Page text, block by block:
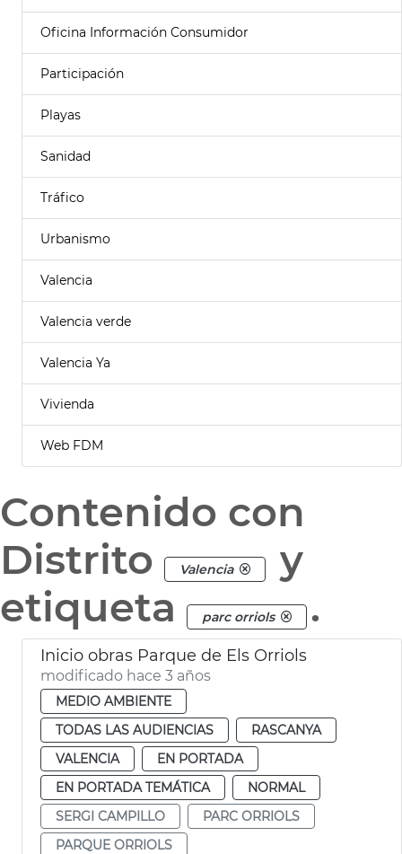
Oficina Información Consumidor
Participación
Playas
Sanidad
Tráfico
Urbanismo
Valencia
Valencia verde
Valencia Ya
Vivienda
Web FDM
Contenido con
Distrito
Valencia
y
etiqueta
parc orriols .
Inicio obras Parque de Els Orriols
modificado hace 3 años
MEDIO AMBIENTE
TODAS LAS AUDIENCIAS
RASCANYA
VALENCIA
EN PORTADA
EN PORTADA TEMÁTICA
NORMAL
SERGI CAMPILLO
PARC ORRIOLS
PARQUE ORRIOLS